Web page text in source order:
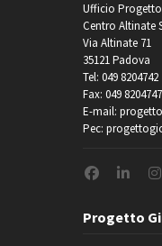
Ufficio
Centro Altinate
Via Altinate 71
35121 Padova
Tel: 049 8204742
Fax: 049 8204747
E-mail:
Pec:
Progetto